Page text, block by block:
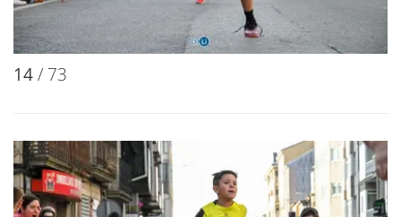
14/ 73